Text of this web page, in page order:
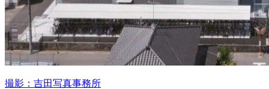
撮影：吉田写真事務所